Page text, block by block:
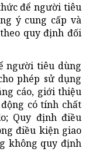
để người tiêu
ý cung cấp và
quy định đối
người tiêu dùng
phép sử dụng
cáo, giới thiệu
có tính chất
Quy định điều
điều kiện giao
không quy định